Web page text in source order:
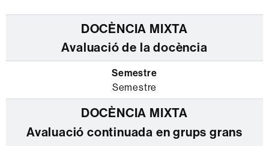
Avaluació de la docència
Semestre
Avaluació continuada en grups grans